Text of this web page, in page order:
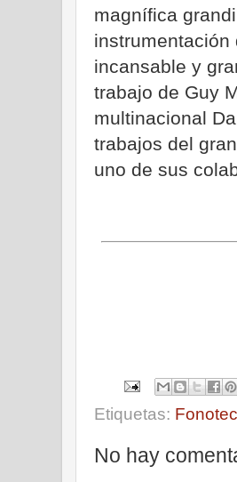
magnífica
instrumentación
incansable y
trabajo de Guy
multinacional
trabajos del
uno de sus
Etiquetas:
No hay